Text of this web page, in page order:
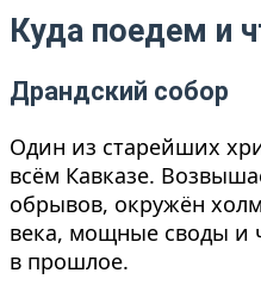
Куда поедем и
Драндский собор
Один из старейших
всём Кавказе.
обрывов, окружён
века, мощные своды и
в прошлое.